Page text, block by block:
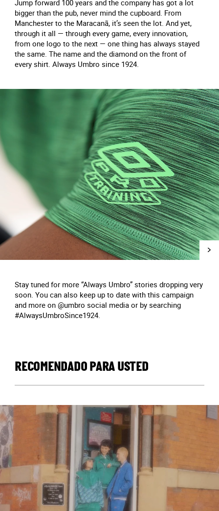
Jump forward 100 years and the company has got a lot
bigger than the pub, never mind the cupboard. From
Manchester to the Maracanã, it’s seen the lot. And yet,
through it all — through every game, every innovation,
from one logo to the next — one thing has always stayed
the same. The name and the diamond on the front of
every shirt. Always Umbro since 1924.
Stay tuned for more “Always Umbro” stories dropping very
soon. You can also keep up to date with this campaign
and more on @umbro social media or by searching
#AlwaysUmbroSince1924.
RECOMENDADO PARA USTED